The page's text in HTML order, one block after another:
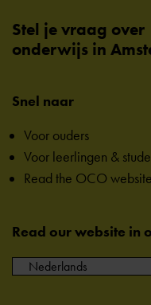
Stel je vraag over
onderwijs in
Snel naar
Voor ouders
Voor leerlingen &
Read the OCO
Read our website in